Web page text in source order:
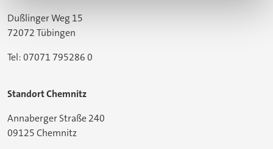
Dußlinger Weg 15
72072 Tübingen
Tel: 07071 795286 0
Standort Chemnitz
Annaberger Straße 240
09125 Chemnitz